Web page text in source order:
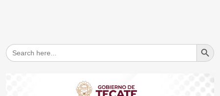
Search
for:
Search